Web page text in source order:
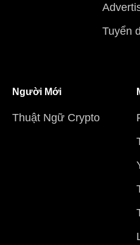
Tuyển
Người Mới
Thuật Ngữ Crypto